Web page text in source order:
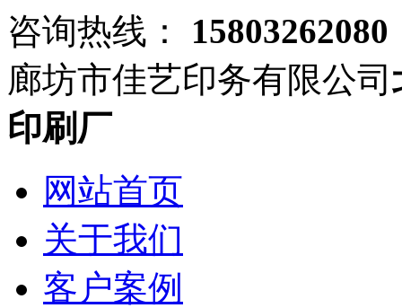
咨询热线：
15803262080
廊坊市佳艺印务有限公司
印刷厂
网站首页
关于我们
客户案例